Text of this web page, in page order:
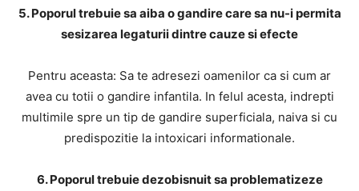
5. Poporul trebuie sa aiba o gandire care sa nu-i permita
sesizarea legaturii dintre cauze si efecte
Pentru aceasta: Sa te adresezi oamenilor ca si cum ar
avea cu totii o gandire infantila. In felul acesta, indrepti
multimile spre un tip de gandire superficiala, naiva si cu
predispozitie la intoxicari informationale.
6. Poporul trebuie dezobisnuit sa problematizeze